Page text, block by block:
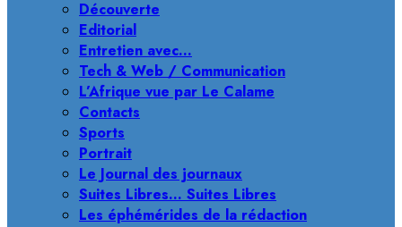
Découverte
Editorial
Entretien avec…
Tech & Web / Communication
L’Afrique vue par Le Calame
Contacts
Sports
Portrait
Le Journal des journaux
Suites Libres… Suites Libres
Les éphémérides de la rédaction